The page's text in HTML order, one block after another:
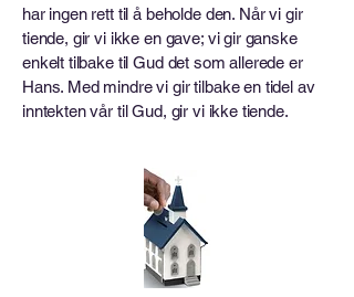
har ingen rett til å beholde den. Når vi gir
tiende, gir vi ikke en gave; vi gir ganske
enkelt tilbake til Gud det som allerede er
Hans. Med mindre vi gir tilbake en tidel av
inntekten vår til Gud, gir vi ikke tiende.